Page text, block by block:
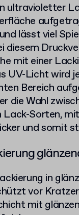
ultravioletter
lässt viel
diesem
mit einer
UV-Licht wird
Bereich
die Wahl
Lack-Sorten,
und somit
in
vor
mit